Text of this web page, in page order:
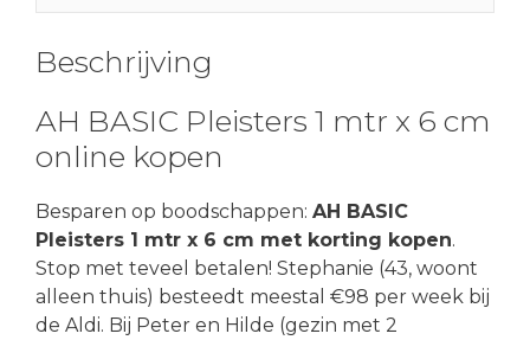
Beschrijving
AH BASIC Pleisters 1 mtr x 6 cm
online kopen
Besparen op boodschappen: AH BASIC
Pleisters 1 mtr x 6 cm met korting kopen.
Stop met teveel betalen! Stephanie (43, woont
alleen thuis) besteedt meestal €98 per week bij
de Aldi. Bij Peter en Hilde (gezin met 2